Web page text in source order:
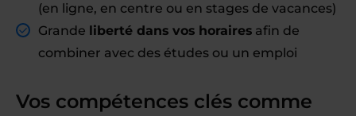
(en ligne, en centre ou en stages de vacances)
Grande liberté dans vos horaires afin de
combiner avec des études ou un emploi
Vos compétences clés comme